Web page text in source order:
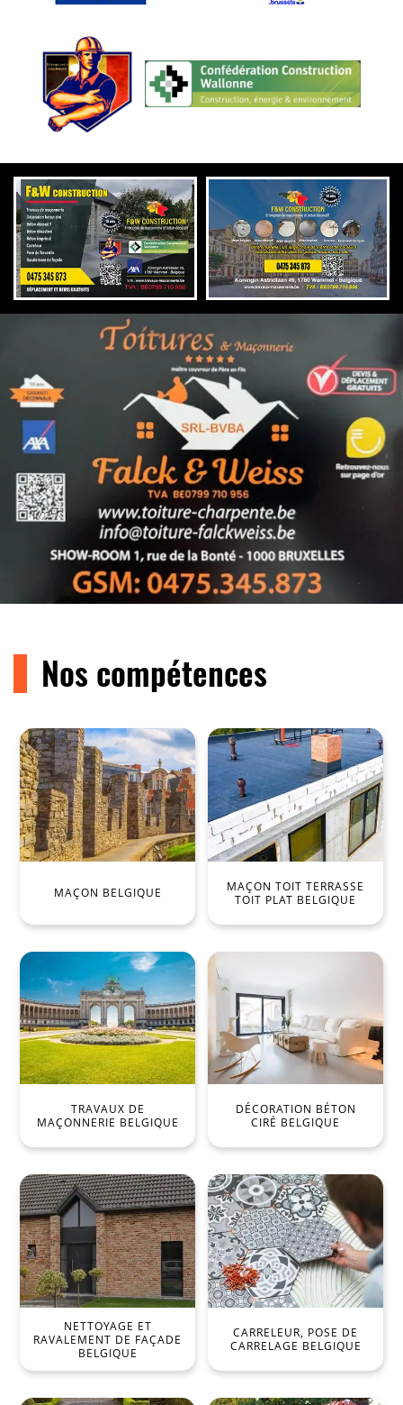
Nos compétences
MAÇON BELGIQUE
MAÇON TOIT TERRASSE
TOIT PLAT BELGIQUE
TRAVAUX DE
MAÇONNERIE BELGIQUE
DÉCORATION BÉTON
CIRÉ BELGIQUE
NETTOYAGE ET
RAVALEMENT DE FAÇADE
BELGIQUE
CARRELEUR, POSE DE
CARRELAGE BELGIQUE